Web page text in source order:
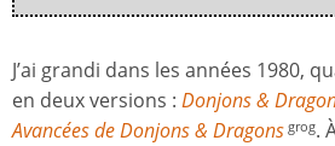
J’ai grandi dans les années 1980,
en deux versions : Donjons &
Avancées de Donjons & Dragons grog.